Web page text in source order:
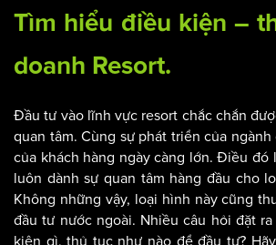
Tìm hiểu điều kiện –
doanh Resort.
Đầu tư vào lĩnh vực resort chắc chắn
quan tâm. Cùng sự phát triển của
của khách hàng ngày càng lớn. Điều đó
luôn dành sự quan tâm hàng đầu cho
Không những vậy, loại hình này cũng
đầu tư nước ngoài. Nhiều câu hỏi đặt
kiện gì, thủ tục như nào để đầu tư?